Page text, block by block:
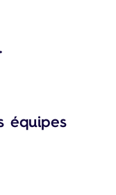
équipes